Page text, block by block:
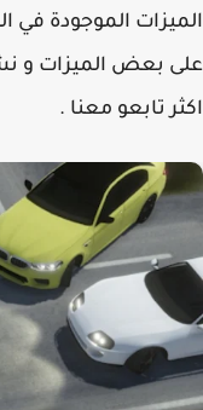
الموجودة في
بعض الميزات و
تابعو معنا .